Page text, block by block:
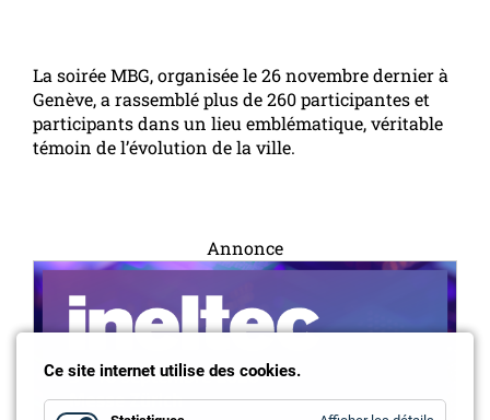
La soirée MBG, organisée le 26 novembre dernier à
Genève, a rassemblé plus de 260 participantes et
participants dans un lieu emblématique, véritable
témoin de l’évolution de la ville.
Annonce
Ce site internet utilise des cookies.